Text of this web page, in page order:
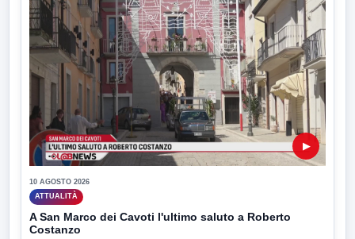
▶
10 AGOSTO 2026
ATTUALITÀ
A San Marco dei Cavoti l'ultimo saluto a Roberto
Costanzo